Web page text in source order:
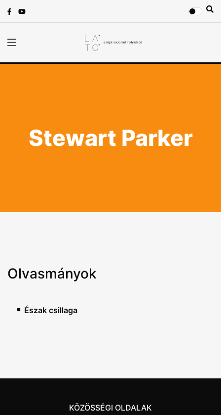
Stewart Parker
Olvasmányok
Észak csillaga
KÖZÖSSÉGI OLDALAK